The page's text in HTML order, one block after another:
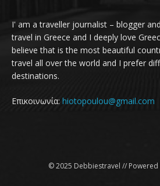
I' am a traveller journalist – blogger
travel in Greece and I deeply love
believe that is the most beautiful
travel all over the world and I prefer
destinations.
Επικοινωνία: hiotopoulou@gmail.com
© 2025 Debbiestravel // Powered